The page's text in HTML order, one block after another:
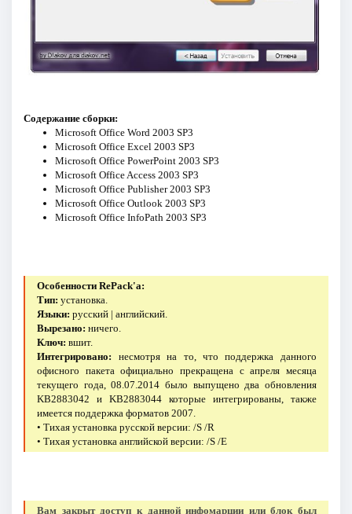
Содержание сборки:
Microsoft Office Word 2003 SP3
Microsoft Office Excel 2003 SP3
Microsoft Office PowerPoint 2003 SP3
Microsoft Office Access 2003 SP3
Microsoft Office Publisher 2003 SP3
Microsoft Office Outlook 2003 SP3
Microsoft Office InfoPath 2003 SP3
Особенности RePack'a:
Тип: установка.
Языки: русский | английский.
Вырезано: ничего.
Ключ: вшит.
Интегрировано: несмотря на то, что поддержка данного
офисного пакета официально прекращена с апреля месяца
текущего года, 08.07.2014 было выпущено два обновления
KB2883042 и KB2883044 которые интегрированы, также
имеется поддержка форматов 2007.
• Тихая установка русской версии: /S /R
• Тихая установка английской версии: /S /E
Вам закрыт доступ к данной инфомарции или блок был